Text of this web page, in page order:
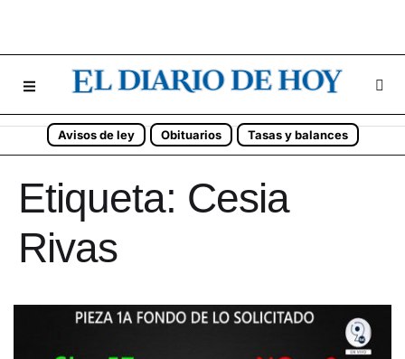
Avisos de ley Obituarios Tasas y balances
Etiqueta: Cesia
Rivas